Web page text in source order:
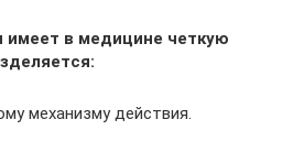
в медицине четкую
механизму действия.